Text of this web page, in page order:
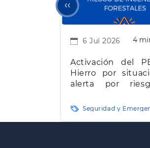
6 Jul 2026 4
Activación del
Hierro por
alerta por
Seguridad y
Paginación
Página
anterior
‹‹